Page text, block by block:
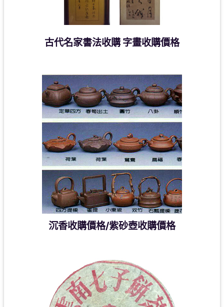
古代名家書法收購 字畫收購價格
沉香收購價格/紫砂壺收購價格